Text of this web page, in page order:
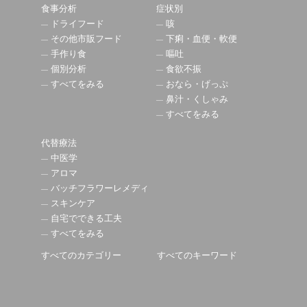
食事分析
ドライフード
その他市販フード
手作り食
個別分析
すべてをみる
症状別
咳
下痢・血便・軟便
嘔吐
食欲不振
おなら・げっぷ
鼻汁・くしゃみ
すべてをみる
代替療法
中医学
アロマ
バッチフラワーレメディ
スキンケア
自宅でできる工夫
すべてをみる
すべてのカテゴリー すべてのキーワード